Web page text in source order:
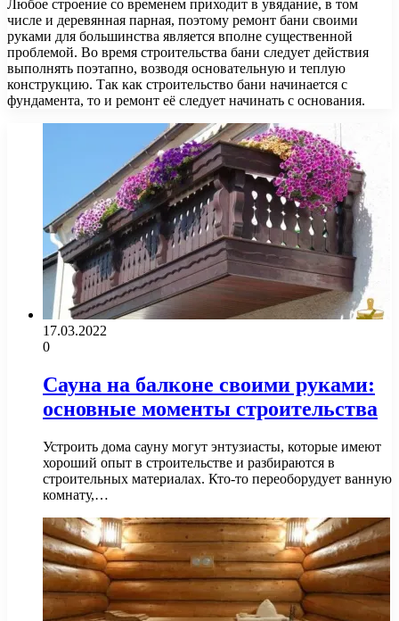
Любое строение со временем приходит в увядание, в том
числе и деревянная парная, поэтому ремонт бани своими
руками для большинства является вполне существенной
проблемой. Во время строительства бани следует действия
выполнять поэтапно, возводя основательную и теплую
конструкцию. Так как строительство бани начинается с
фундамента, то и ремонт её следует начинать с основания.
17.03.2022
0
Сауна на балконе своими руками:
основные моменты строительства
Устроить дома сауну могут энтузиасты, которые имеют
хороший опыт в строительстве и разбираются в
строительных материалах. Кто-то переоборудует ванную
комнату,…